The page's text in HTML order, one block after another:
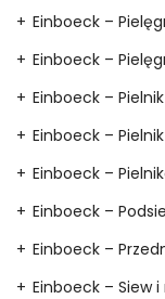
Einboeck –
Einboeck –
Einboeck –
Einboeck –
Einboeck –
Einboeck –
Einboeck –
Einboeck – Siew